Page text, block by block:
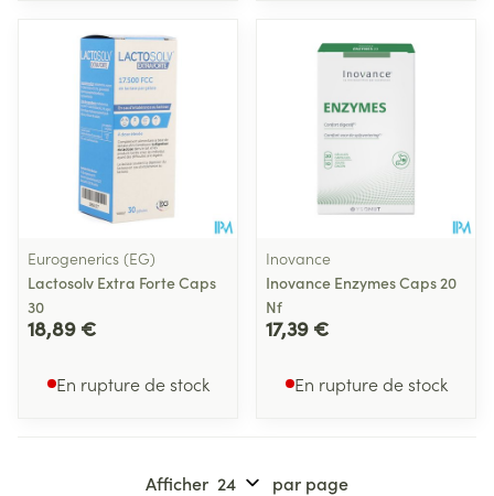
Eurogenerics (EG)
Lactosolv Extra Forte Caps
30
18,89 €
En rupture de stock
Inovance
Inovance Enzymes Caps 20
Nf
17,39 €
En rupture de stock
Afficher par page